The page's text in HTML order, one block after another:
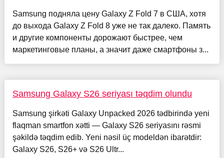
Samsung подняла цену Galaxy Z Fold 7 в США, хотя
до выхода Galaxy Z Fold 8 уже не так далеко. Память
и другие компоненты дорожают быстрее, чем
маркетинговые планы, а значит даже смартфоны з...
Samsung Galaxy S26 seriyası təqdim olundu
Samsung şirkəti Galaxy Unpacked 2026 tədbirində yeni
flaqman smartfon xətti — Galaxy S26 seriyasını rəsmi
şəkildə təqdim edib. Yeni nəsil üç modeldən ibarətdir:
Galaxy S26, S26+ və S26 Ultr...